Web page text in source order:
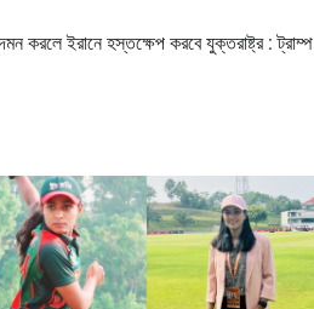
করলে ইরানে হস্তক্ষেপ করবে যুক্তরাষ্ট্র : ট্রাম্প